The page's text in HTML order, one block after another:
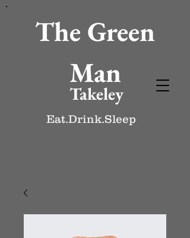
The Green
Man
Takeley
Eat.Drink.Sleep